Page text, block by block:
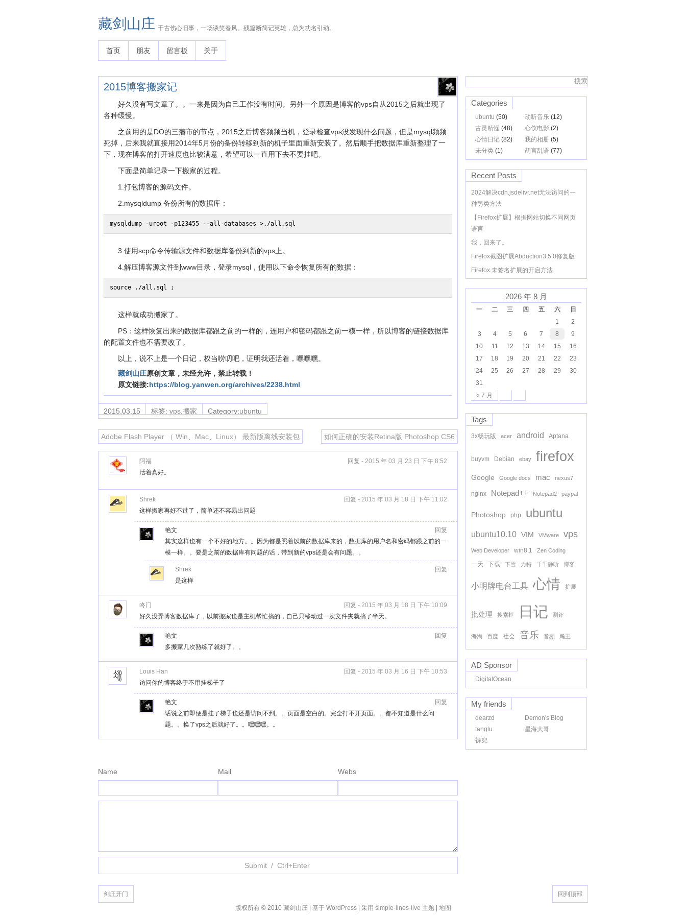
藏剑山庄 千古伤心旧事，一场谈笑春风。残篇断简记英雄，总为功名引动。
首页 朋友 留言板 关于
2015博客搬家记
好久没有写文章了。。一来是因为自己工作没有时间。另外一个原因是博客的vps自从2015之后就出现了
各种缓慢。
之前用的是DO的三藩市的节点，2015之后博客频频当机，登录检查vps没发现什么问题，但是mysql频频
死掉，后来我就直接用2014年5月份的备份转移到新的机子里面重新安装了。然后顺手把数据库重新整理了一
下，现在博客的打开速度也比较满意，希望可以一直用下去不要挂吧。
下面是简单记录一下搬家的过程。
1.打包博客的源码文件。
2.mysqldump 备份所有的数据库：
mysqldump -uroot -p123455 --all-databases >./all.sql
3.使用scp命令传输源文件和数据库备份到新的vps上。
4.解压博客源文件到www目录，登录mysql，使用以下命令恢复所有的数据：
source ./all.sql ;
这样就成功搬家了。
PS：这样恢复出来的数据库都跟之前的一样的，连用户和密码都跟之前一模一样，所以博客的链接数据库
的配置文件也不需要改了。
以上，说不上是一个日记，权当唠叨吧，证明我还活着，嘿嘿嘿。
藏剑山庄原创文章，未经允许，禁止转载！
原文链接:https://blog.yanwen.org/archives/2238.html
2015.03.15 标签: vps 搬家 Category:ubuntu
Adobe Flash Player （ Win、Mac、Linux） 最新版离线安装包 如何正确的安装Retina版 Photoshop CS6
- 2015 年 03 月 23 日 下午 8:52
回复
阿福
活着真好。
- 2015 年 03 月 18 日 下午 11:02
回复
Shrek
这样搬家再好不过了，简单还不容易出问题
回复
艳文
其实这样也有一个不好的地方。。因为都是照着以前的数据库来的，数据库的用户名和密码都跟之前的一
模一样。。要是之前的数据库有问题的话，带到新的vps还是会有问题。。
回复
Shrek
是这样
- 2015 年 03 月 18 日 下午 10:09
回复
咚门
好久没弄博客数据库了，以前搬家也是主机帮忙搞的，自己只移动过一次文件夹就搞了半天。
回复
艳文
多搬家几次熟练了就好了。。
- 2015 年 03 月 16 日 下午 10:53
回复
Louis Han
访问你的博客终于不用挂梯子了
回复
艳文
话说之前即便是挂了梯子也还是访问不到。。页面是空白的。完全打不开页面。。都不知道是什么问
题。。换了vps之后就好了。。嘿嘿嘿。。
Name Mail Webs
Categories
ubuntu (50) 动听音乐 (12)
古灵精怪 (48) 心仪电影 (2)
心情日记 (82) 我的相册 (5)
未分类 (1) 胡言乱语 (77)
Recent Posts
2024解决cdn.jsdelivr.net无法访问的一
种另类方法
【Firefox扩展】根据网站切换不同网页
语言
我，回来了。
Firefox截图扩展Abduction3.5.0修复版
Firefox 未签名扩展的开启方法
2026 年 8 月
一 二 三 四 五 六
日
1
2
3
4 5 6 7 8
9
10
11 12 13 14 15
16
17
18 19 20 21 22
23
24
25 26 27 28 29
30
31
« 7 月
Tags
3x畅玩版 acer android Aptana
buyvm Debian ebay firefox
Google Google docs mac nexus7
nginx Notepad++ Notepad2 paypal
Photoshop php ubuntu
ubuntu10.10 VIM VMware vps
Web Developer win8.1 Zen Coding
一天 下载 下雪 力特 千千静听 博客
小明牌电台工具 心情 扩展
批处理 搜索框 日记 测评
海淘 百度 社会 音乐 音频 飚王
AD Sponsor
DigitalOcean
My friends
dearzd
Demon's Blog
tanglu
星海大哥
裤兜
剑庄开门
回到顶部
版权所有 © 2010 藏剑山庄 | 基于 WordPress| 采用 simple-lines-live 主题 | 地图